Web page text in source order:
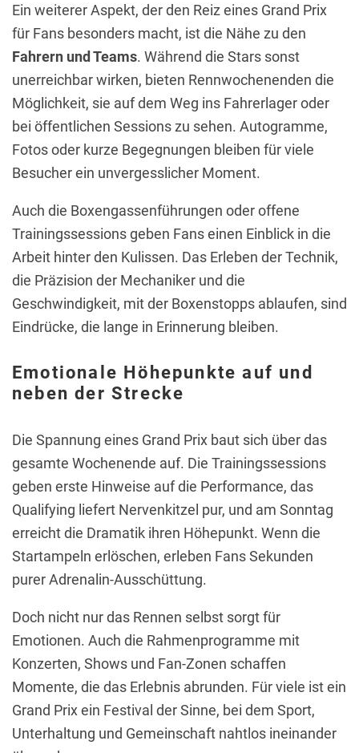
Ein weiterer Aspekt, der den Reiz eines Grand Prix
für Fans besonders macht, ist die Nähe zu den
Fahrern und Teams. Während die Stars sonst
unerreichbar wirken, bieten Rennwochenenden die
Möglichkeit, sie auf dem Weg ins Fahrerlager oder
bei öffentlichen Sessions zu sehen. Autogramme,
Fotos oder kurze Begegnungen bleiben für viele
Besucher ein unvergesslicher Moment.
Auch die Boxengassenführungen oder offene
Trainingssessions geben Fans einen Einblick in die
Arbeit hinter den Kulissen. Das Erleben der Technik,
die Präzision der Mechaniker und die
Geschwindigkeit, mit der Boxenstopps ablaufen, sind
Eindrücke, die lange in Erinnerung bleiben.
Emotionale Höhepunkte auf und
neben der Strecke
Die Spannung eines Grand Prix baut sich über das
gesamte Wochenende auf. Die Trainingssessions
geben erste Hinweise auf die Performance, das
Qualifying liefert Nervenkitzel pur, und am Sonntag
erreicht die Dramatik ihren Höhepunkt. Wenn die
Startampeln erlöschen, erleben Fans Sekunden
purer Adrenalin-Ausschüttung.
Doch nicht nur das Rennen selbst sorgt für
Emotionen. Auch die Rahmenprogramme mit
Konzerten, Shows und Fan-Zonen schaffen
Momente, die das Erlebnis abrunden. Für viele ist ein
Grand Prix ein Festival der Sinne, bei dem Sport,
Unterhaltung und Gemeinschaft nahtlos ineinander